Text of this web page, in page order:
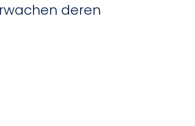
deren